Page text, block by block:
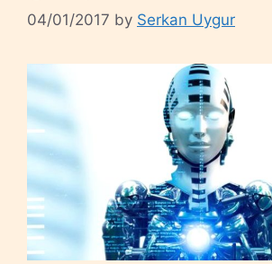
04/01/2017 by Serkan Uygur